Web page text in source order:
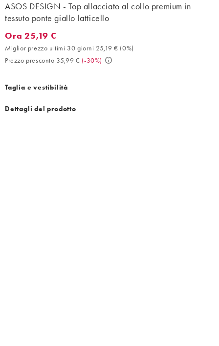
ASOS DESIGN - Top allacciato al collo premium in
tessuto ponte giallo latticello
Ora 25,19 €. Miglior prezzo ultimi 30 giorni 25,19 € (0%).
Ora 25,19 €
Miglior prezzo ultimi 30 giorni 25,19 € (0%)
Prezzo presconto 35,99 € (-30%)
Taglia e vestibilità
Dettagli del prodotto